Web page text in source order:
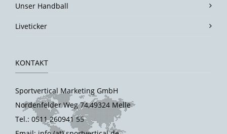
Unser Handball
Liveticker
KONTAKT
Sportvertical Marketing GmbH
Nordenfelder Weg 74,49324 Melle
Tel.: 0511 260941 55